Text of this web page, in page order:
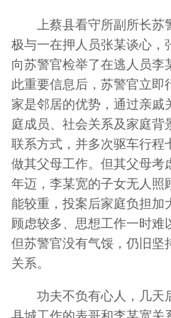
上蔡县看守所副所长
极与一在押人员张某谈心，
向苏警官检举了在逃人员李
此重要信息后，苏警官立即
家是邻居的优势，通过亲戚
庭成员、社会关系及家庭背
联系方式，并多次驱车行程
做其父母工作。但其父母考
年迈，李某宽的子女无人照
能较重，投案后家庭负担加
顾虑较多、思想工作一时难
但苏警官没有气馁，仍旧坚
关系。
功夫不负有心人，几天